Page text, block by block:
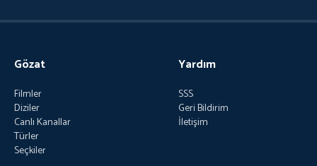
Gözat
Filmler
Diziler
Canlı Kanallar
Türler
Seçkiler
Yardım
SSS
Geri Bildirim
İletişim